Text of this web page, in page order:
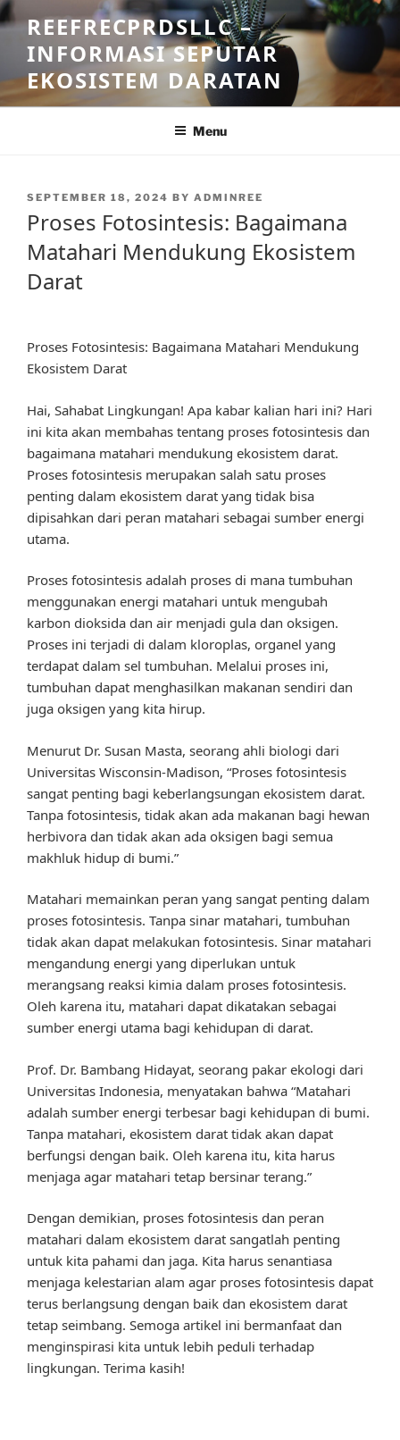
Skip
to
content
REEFRECPRDSLLC –
INFORMASI SEPUTAR
EKOSISTEM DARATAN
Menu
POSTED
SEPTEMBER 18, 2024 BY ADMINREE
Proses Fotosintesis: Bagaimana
Matahari Mendukung Ekosistem
Darat
Proses Fotosintesis: Bagaimana Matahari Mendukung
Ekosistem Darat
Hai, Sahabat Lingkungan! Apa kabar kalian hari ini? Hari
ini kita akan membahas tentang proses fotosintesis dan
bagaimana matahari mendukung ekosistem darat.
Proses fotosintesis merupakan salah satu proses
penting dalam ekosistem darat yang tidak bisa
dipisahkan dari peran matahari sebagai sumber energi
utama.
Proses fotosintesis adalah proses di mana tumbuhan
menggunakan energi matahari untuk mengubah
karbon dioksida dan air menjadi gula dan oksigen.
Proses ini terjadi di dalam kloroplas, organel yang
terdapat dalam sel tumbuhan. Melalui proses ini,
tumbuhan dapat menghasilkan makanan sendiri dan
juga oksigen yang kita hirup.
Menurut Dr. Susan Masta, seorang ahli biologi dari
Universitas Wisconsin-Madison, “Proses fotosintesis
sangat penting bagi keberlangsungan ekosistem darat.
Tanpa fotosintesis, tidak akan ada makanan bagi hewan
herbivora dan tidak akan ada oksigen bagi semua
makhluk hidup di bumi.”
Matahari memainkan peran yang sangat penting dalam
proses fotosintesis. Tanpa sinar matahari, tumbuhan
tidak akan dapat melakukan fotosintesis. Sinar matahari
mengandung energi yang diperlukan untuk
merangsang reaksi kimia dalam proses fotosintesis.
Oleh karena itu, matahari dapat dikatakan sebagai
sumber energi utama bagi kehidupan di darat.
Prof. Dr. Bambang Hidayat, seorang pakar ekologi dari
Universitas Indonesia, menyatakan bahwa “Matahari
adalah sumber energi terbesar bagi kehidupan di bumi.
Tanpa matahari, ekosistem darat tidak akan dapat
berfungsi dengan baik. Oleh karena itu, kita harus
menjaga agar matahari tetap bersinar terang.”
Dengan demikian, proses fotosintesis dan peran
matahari dalam ekosistem darat sangatlah penting
untuk kita pahami dan jaga. Kita harus senantiasa
menjaga kelestarian alam agar proses fotosintesis dapat
terus berlangsung dengan baik dan ekosistem darat
tetap seimbang. Semoga artikel ini bermanfaat dan
menginspirasi kita untuk lebih peduli terhadap
lingkungan. Terima kasih!